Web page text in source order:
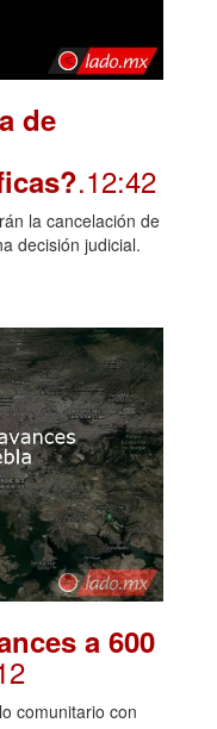
de
.12:42
la cancelación de
decisión judicial.
a 600
comunitario con